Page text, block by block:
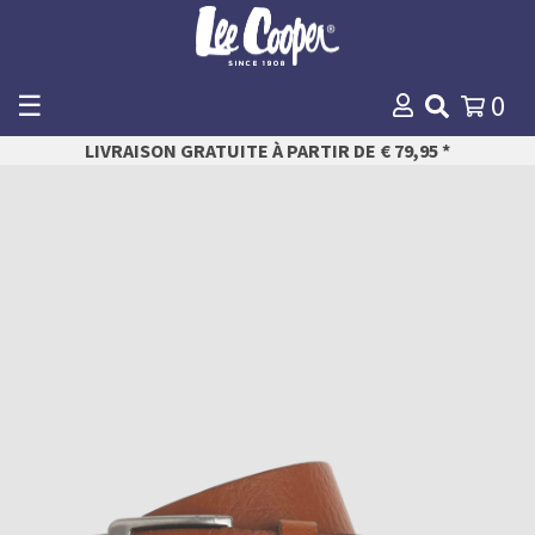
☰ 0
WINKELMANDJE
LIVRAISON GRATUITE À PARTIR DE € 79,95 *